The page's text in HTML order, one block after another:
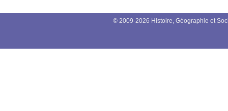
© 2009-2026 Histoire, Géographie et